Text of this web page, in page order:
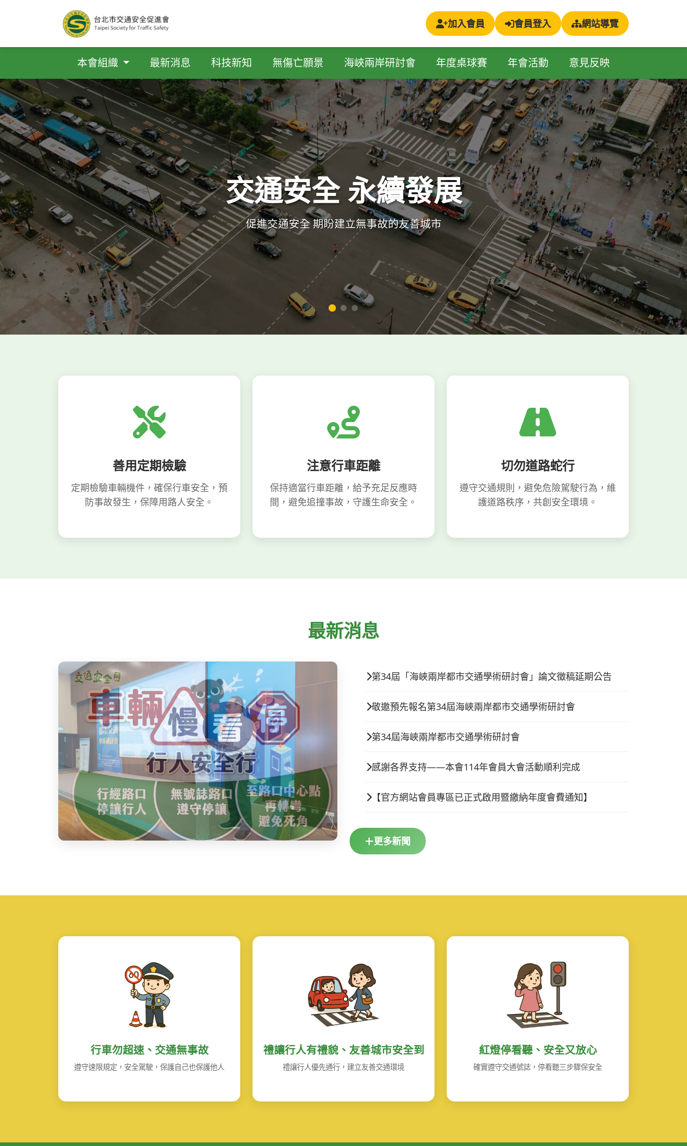
加入會員 會員登入 網站導覽
本會組織 最新消息 科技新知 無傷亡願景 海峽兩岸研討會 年度桌球賽 年會活動 意見反映
交通安全 永續發展
促進交通安全 期盼建立無事故的友善城市
交通安全 永續發展
善用定期檢驗
定期檢驗車輛機件，確保行車安全，預
防事故發生，保障用路人安全。
注意行車距離
保持適當行車距離，給予充足反應時
間，避免追撞事故，守護生命安全。
切勿道路蛇行
遵守交通規則，避免危險駕駛行為，維
護道路秩序，共創安全環境。
最新消息
第34屆「海峽兩岸都市交通學術研討會」論文徵稿延期公告
敬邀預先報名第34屆海峽兩岸都市交通學術研討會
第34屆海峽兩岸都市交通學術研討會
感謝各界支持——本會114年會員大會活動順利完成
【官方網站會員專區已正式啟用暨繳納年度會費通知】
更多新聞
行車勿超速、交通無事故
遵守速限規定，安全駕駛，保護自己也保護他人
禮讓行人有禮貌、友善城市安全到
禮讓行人優先通行，建立友善交通環境
紅燈停看聽、安全又放心
確實遵守交通號誌，停看聽三步驟保安全